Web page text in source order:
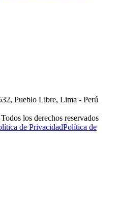
Pueblo Libre, Lima - Perú
los derechos reservados
de PrivacidadPolítica de